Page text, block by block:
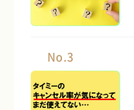
No.3